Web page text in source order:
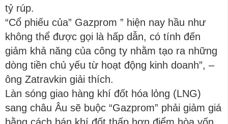
tỷ rúp.
“Cổ phiếu của” Gazprom ” hiện nay hầu như
không thể được gọi là hấp dẫn, có tính đến
giảm khả năng của công ty nhằm tạo ra những
dòng tiền chủ yếu từ hoạt động kinh doanh”, –
ông Zatravkin giải thích.
Làn sóng giao hàng khí đốt hóa lỏng (LNG)
sang châu Âu sẽ buộc “Gazprom” phải giảm giá